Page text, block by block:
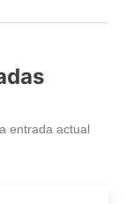
entrada actual